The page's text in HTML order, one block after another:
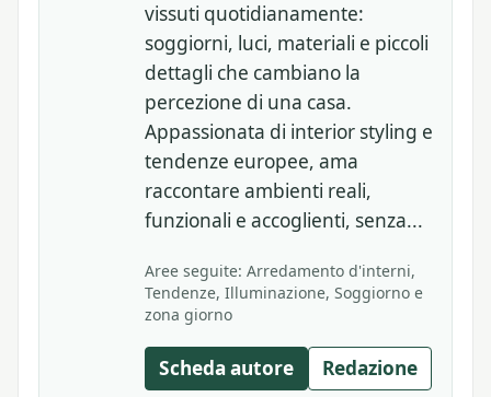
vissuti quotidianamente:
soggiorni, luci, materiali e piccoli
dettagli che cambiano la
percezione di una casa.
Appassionata di interior styling e
tendenze europee, ama
raccontare ambienti reali,
funzionali e accoglienti, senza...
Aree seguite: Arredamento d'interni,
Tendenze, Illuminazione, Soggiorno e
zona giorno
Scheda autore Redazione